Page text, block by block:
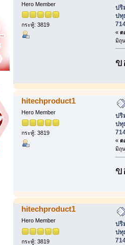
Hero Member
กระทู้: 3819
ปริ
ปทุ
« ต
มิถุ
ข
hitechproduct1
Hero Member
กระทู้: 3819
ปริ
ปทุ
« ต
มิถุ
ข
hitechproduct1
Hero Member
กระทู้: 3819
ปริ
ปทุ